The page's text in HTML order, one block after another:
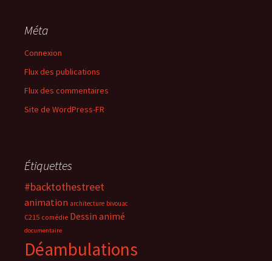
Méta
Connexion
Flux des publications
Flux des commentaires
Site de WordPress-FR
Étiquettes
#backtothestreet
animation architecture bivouac
C215 comédie Dessin animé
documentaire
Déambulations